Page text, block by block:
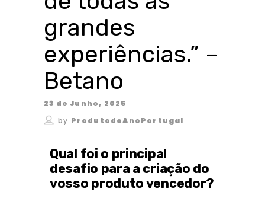
grandes
experiências.” –
Betano
23 de Junho, 2025
by ProdutodoAnoPortugal
Qual foi o principal
desafio para a criação do
vosso produto vencedor?